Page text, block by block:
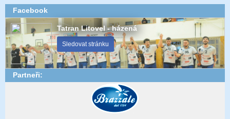
Facebook
Tatran Litovel - házená
Sledovat stránku
Partneři: